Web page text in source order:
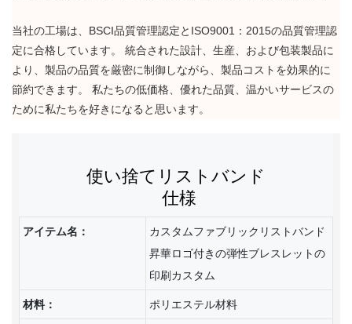
当社の工場は、BSCI品質管理認定とISO9001：2015の品質管理認
定に合格しています。 統合された設計、生産、および包装製品に
より、製品の品質を厳密に制御しながら、製品コストを効果的に
節約できます。 私たちの低価格、優れた品質、温かいサービスの
ために私たちを好きになると思います。
仕様
アイテム名：
カスタムファブリックリストバンド
昇華ロゴ付きの弾性ブレスレットの
印刷カスタム
材料： ポリエステル材料